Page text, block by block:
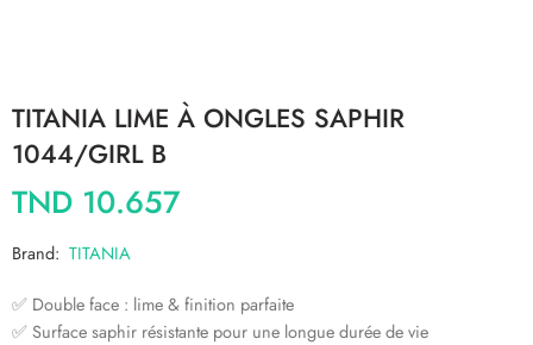
TITANIA LIME À ONGLES SAPHIR
1044/GIRL B
TND 10.657
Brand: TITANIA
✅ Double face : lime & finition parfaite
✅ Surface saphir résistante pour une longue durée de vie